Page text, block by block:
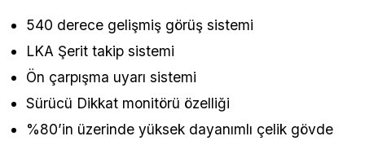
540 derece gelişmiş görüş sistemi
LKA Şerit takip sistemi
Ön çarpışma uyarı sistemi
Sürücü Dikkat monitörü özelliği
%80’in üzerinde yüksek dayanımlı çelik gövde